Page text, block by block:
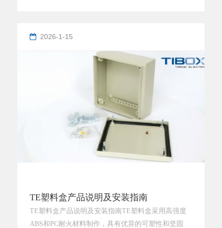
用，是电力、自动化等领域的理想选择。天齐电气
——为您的设备提供可靠保障！
2026-1-15
TE塑料盒产品说明及安装指南
TE塑料盒产品说明及安装指南TE塑料盒采用高强度
ABS和PC耐火材料制作，具有优异的可塑性和坚固